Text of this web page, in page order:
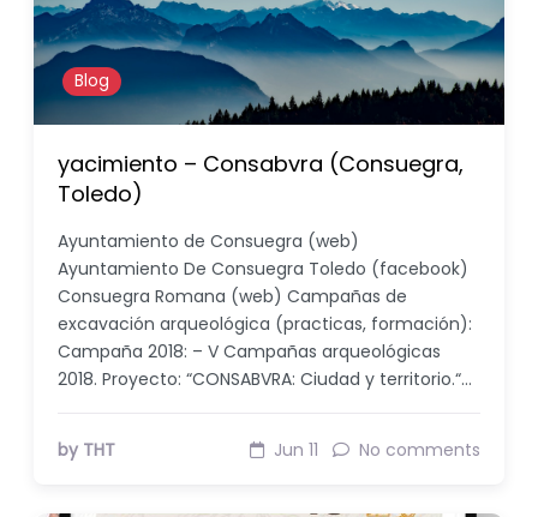
Blog
yacimiento – Consabvra (Consuegra,
Toledo)
Ayuntamiento de Consuegra (web)
Ayuntamiento De Consuegra Toledo (facebook)
Consuegra Romana (web) Campañas de
excavación arqueológica (practicas, formación):
Campaña 2018: – V Campañas arqueológicas
2018. Proyecto: “CONSABVRA: Ciudad y territorio.“…
by THT Jun 11 No comments